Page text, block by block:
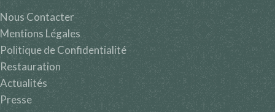
Nous Contacter
Mentions Légales
Politique de Confidentialité
Restauration
Actualités
Presse